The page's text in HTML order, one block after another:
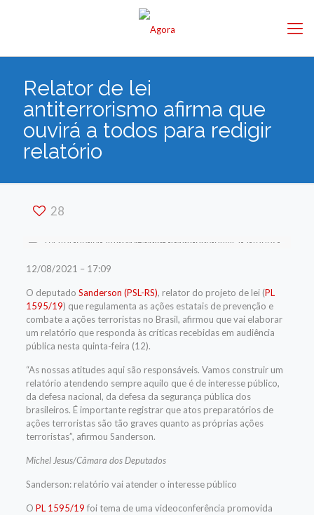
Relator de lei
antiterrorismo afirma que
ouvirá a todos para redigir
relatório
28
12/08/2021 – 17:09
O deputado Sanderson (PSL-RS), relator do projeto de lei (PL
1595/19) que regulamenta as ações estatais de prevenção e
combate a ações terroristas no Brasil, afirmou que vai elaborar
um relatório que responda às críticas recebidas em audiência
pública nesta quinta-feira (12).
“As nossas atitudes aqui são responsáveis. Vamos construir um
relatório atendendo sempre aquilo que é de interesse público,
da defesa nacional, da defesa da segurança pública dos
brasileiros. É importante registrar que atos preparatórios de
ações terroristas são tão graves quanto as próprias ações
terroristas”, afirmou Sanderson.
Michel Jesus/Câmara dos Deputados
Sanderson: relatório vai atender o interesse público
O PL 1595/19 foi tema de uma videoconferência promovida